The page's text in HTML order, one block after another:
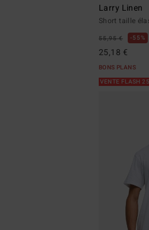
Larry Linen
Short taille
55,95 € 55%
25,18 €
BONS PLANS
VENTE FLASH